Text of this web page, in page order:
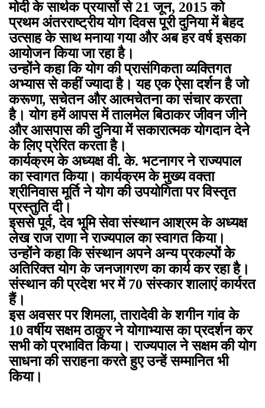
मोदी के सार्थक प्रयासों से 21 जून, 2015 को
प्रथम अंतरराष्ट्रीय योग दिवस पूरी दुनिया में बेहद
उत्साह के साथ मनाया गया और अब हर वर्ष इसका
आयोजन किया जा रहा है।
उन्होंने कहा कि योग की प्रासंगिकता व्यक्तिगत
अभ्यास से कहीं ज्यादा है। यह एक ऐसा दर्शन है जो
करूणा, सचेतन और आत्मचेतना का संचार करता
है। योग हमें आपस में तालमेल बिठाकर जीवन जीने
और आसपास की दुनिया में सकारात्मक योगदान देने
के लिए प्रेरित करता है।
कार्यक्रम के अध्यक्ष वी. के. भटनागर ने राज्यपाल
का स्वागत किया। कार्यक्रम के मुख्य वक्ता
श्रीनिवास मूर्ति ने योग की उपयोगिता पर विस्तृत
प्रस्तुति दी।
इससे पूर्व, देव भूमि सेवा संस्थान आश्रम के अध्यक्ष
लेख राज राणा ने राज्यपाल का स्वागत किया।
उन्होंने कहा कि संस्थान अपने अन्य प्रकल्पों के
अतिरिक्त योग के जनजागरण का कार्य कर रहा है।
संस्थान की प्रदेश भर में 70 संस्कार शालाएं कार्यरत
हैं।
इस अवसर पर शिमला, तारादेवी के शगीन गांव के
10 वर्षीय सक्षम ठाकुर ने योगाभ्यास का प्रदर्शन कर
सभी को प्रभावित किया। राज्यपाल ने सक्षम की योग
साधना की सराहना करते हुए उन्हें सम्मानित भी
किया।